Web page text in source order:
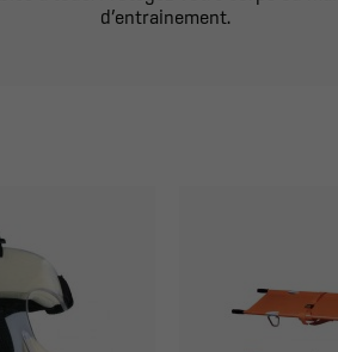
d’entrainement.